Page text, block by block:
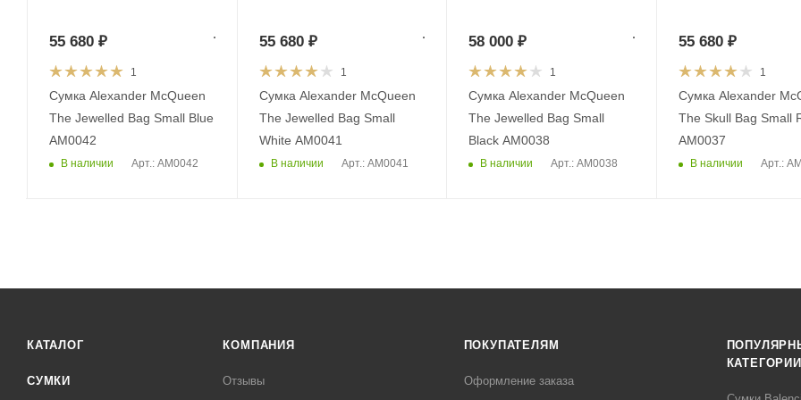
1
Сумка Alexander McQueen
The Jewelled Bag Small Blue
AM0042
В наличии Арт.: AM0042
55 680₽
1
Сумка Alexander McQueen
The Jewelled Bag Small
White AM0041
В наличии Арт.: AM0041
55 680₽
1
Сумка Alexander McQueen
The Jewelled Bag Small
Black AM0038
В наличии Арт.: AM0038
58 000 ₽
1
Сумка Alexander
The Skull Bag Small
AM0037
В наличии Арт.:
55 680 ₽
КАТАЛОГ
СУМКИ
КОМПАНИЯ
Отзывы
ПОКУПАТЕЛЯМ
Оформление заказа
КАТЕГОРИИ